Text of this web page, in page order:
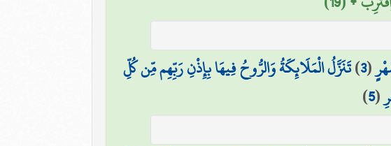
(
3
)تَنَزَّلُ الْمَلَائِكَةُ وَالرُّوحُ فِيهَا بِإِذْنِ رَبِّهِم مِّن كُلِّ
(
5
)